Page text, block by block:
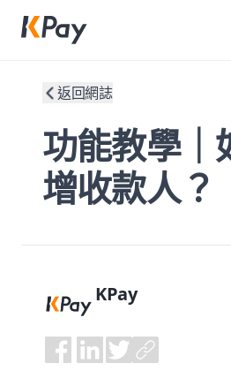
返回網誌
功能教學｜
增收款人？
KPay